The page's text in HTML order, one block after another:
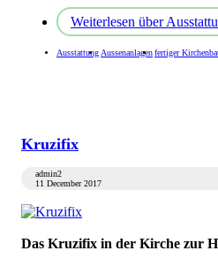
Weiterlesen über
Ausstattung Aussenanlagenfertiger
Kruzifix
admin2
11 December 2017
Das Kruzifix in der Kirche zur